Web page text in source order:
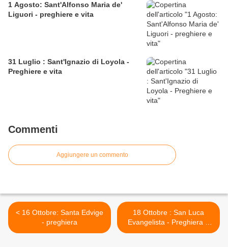
1 Agosto: Sant'Alfonso Maria de'
Liguori - preghiere e vita
31 Luglio : Sant'Ignazio di Loyola -
Preghiere e vita
Commenti
Aggiungere un commento
< 16 Ottobre: Santa Edvige
- preghiera
18 Ottobre : San Luca
Evangelista - Preghiera e
Litanie >